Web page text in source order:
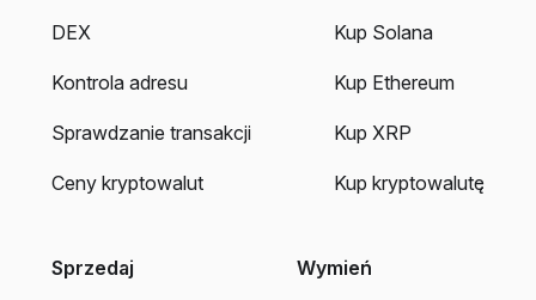
DEX
Kontrola adresu
Sprawdzanie transakcji
Ceny kryptowalut
Kup Solana
Kup Ethereum
Kup XRP
Kup kryptowalutę
Sprzedaj Wymień